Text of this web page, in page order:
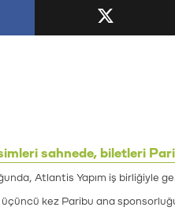
sahnede, biletleri
Atlantis Yapım iş birliğiyle
üçüncü kez Paribu ana